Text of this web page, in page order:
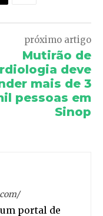
próximo artigo
Mutirão de
deve
mais de 3
pessoas em
Sinop
portal de